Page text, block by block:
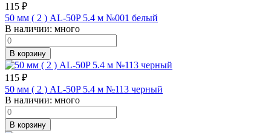
115 ₽
50 мм ( 2 ) AL-50P 5.4 м №001 белый
В наличии: много
В корзину
115 ₽
50 мм ( 2 ) AL-50P 5.4 м №113 черный
В наличии: много
В корзину